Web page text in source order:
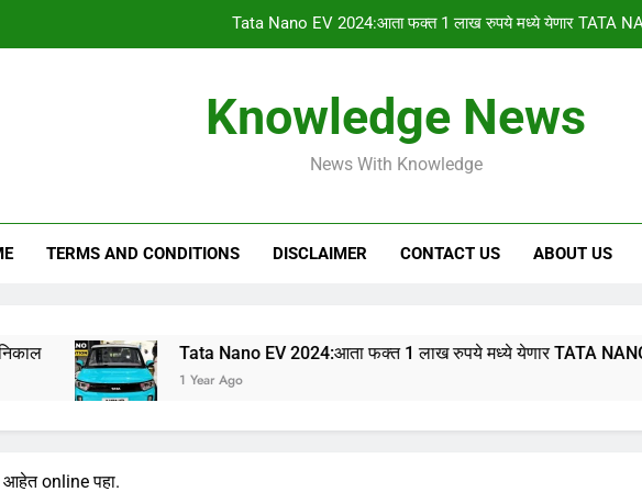
Tata Nano EV 2024:आता फक्त 1 लाख रुपये मध्ये येणार TATA
gharkul yojana 2024:आपल्या गावची 2023-2024 ची
HSC & SSC Result: 10 वी 12 वी चा निकाल
PM किसान
Knowledge News
News With Knowledge
TERMS AND CONDITIONS DISCLAIMER CONTACT US ABOUT US
Tata Nano EV 2024:आता फक्त 1 लाख रुपये मध्ये येणार TATA NANO इलेक्ट्रिक
1 Year Ago
आहेत online पहा.